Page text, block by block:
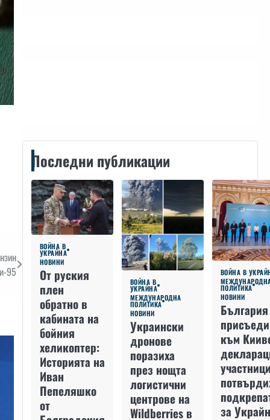
95
Последни публикации
ВОЙНА В
УКРАЙНА
НОВИНИ
От руския
плен
обратно в
кабината на
бойния
хеликоптер:
Историята на
Иван
Пепеляшко
от
ВОЙНА В
УКРАЙНА
МЕЖДУНАРОДНА
ПОЛИТИКА
НОВИНИ
Украински
дронове
поразиха
през нощта
логистични
центрове на
Wildberries в
ВОЙНА В
ПОЛИТИКА
НОВИНИ
към
за